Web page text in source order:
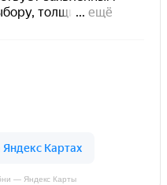
— Яндекс Карты